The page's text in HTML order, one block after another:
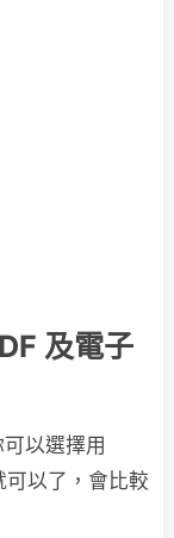
及電子
以選擇用
以了，會比較